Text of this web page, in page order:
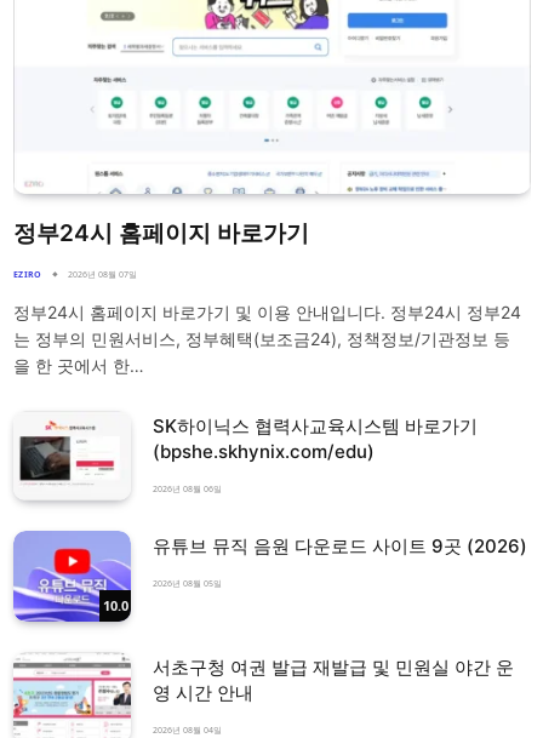
정부24시 홈페이지 바로가기
EZIRO 2026년 08월 07일
정부24시 홈페이지 바로가기 및 이용 안내입니다. 정부24시 정부24
는 정부의 민원서비스, 정부혜택(보조금24), 정책정보/기관정보 등
을 한 곳에서 한…
SK하이닉스 협력사교육시스템 바로가기
(bpshe.skhynix.com/edu)
2026년 08월 06일
10.0
유튜브 뮤직 음원 다운로드 사이트 9곳 (2026)
2026년 08월 05일
서초구청 여권 발급 재발급 및 민원실 야간 운
영 시간 안내
2026년 08월 04일